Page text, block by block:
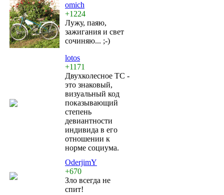
omich
+1224
Лужу, паяю,
зажигания и свет
сочиняю... ;-)
lotos
+1171
Двухколесное ТС -
это знаковый,
визуальный код
показывающий
степень
девиантности
индивида в его
отношении к
норме социума.
OderjimY
+670
Зло всегда не
спит!